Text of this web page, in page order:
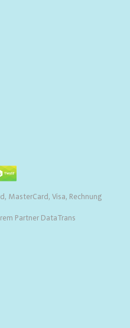
MasterCard, Visa, Rechnung
Partner DataTrans